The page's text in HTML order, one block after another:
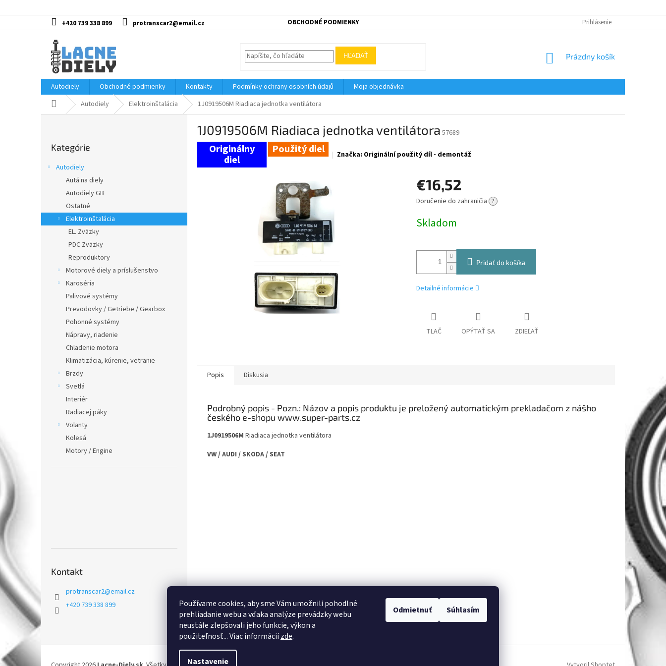
Používame cookies, aby sme Vám umožnili pohodlné
prehliadanie webu a vďaka analýze prevádzky webu
neustále zlepšovali jeho funkcie, výkon a
použiteľnosť... Viac informáciízde.
Nastavenie
Odmietnuť Súhlasím
na
+420 739 338 899 protranscar2@email.cz OBCHODNÉ PODMIENKY Prihlásenie
HĽADAŤ
NÁKUPNÝ
Prázdny košík
Autodiely Obchodné podmienky Kontakty Podmínky ochrany osobních údajů
Moja objednávka
DomovAutodiely Elektroinštalácia 1J0919506M Riadiaca jednotka ventilátora
kategórie
Kategórie
Autodiely
Autá na diely
Autodiely GB
Ostatné
Elektroinštalácia
EL. Zväzky
PDC Zväzky
Reproduktory
Motorové diely a príslušenstvo
Karoséria
Palivové systémy
Prevodovky / Getriebe / Gearbox
Pohonné systémy
Nápravy, riadenie
Chladenie motora
Klimatizácia, kúrenie, vetranie
Brzdy
Svetlá
Interiér
Radiacej páky
Volanty
Kolesá
Motory / Engine
Kontakt
protranscar2@email.cz
+420 739 338 899
1J0919506M Riadiaca jednotka ventilátora 57689
Použitý diel Značka: Originální použitý díl - demontáž
€16,52
Jednotková
Doručenie do zahraničia ?
Skladom
Pridať do košíka
Detailné informácie
TLAČ OPÝTAŤ SA ZDIEĽAŤ
Popis Diskusia
Podrobný popis
1J0919506M Riadiaca jednotka ventilátora
VW / AUDI / SKODA / SEAT
á